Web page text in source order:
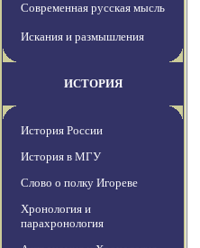
Современная русская мысль
Искания и размышления
ИСТОРИЯ
История России
История в МГУ
Слово о полку Игореве
Хронология и
парахронология